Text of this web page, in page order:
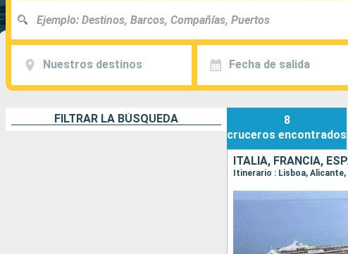
Nuestros destinos Fecha de salida
FILTRAR LA BÚSQUEDA
8
cruceros encontrados
ITALIA, FRANCIA,
Itinerario : Lisboa,